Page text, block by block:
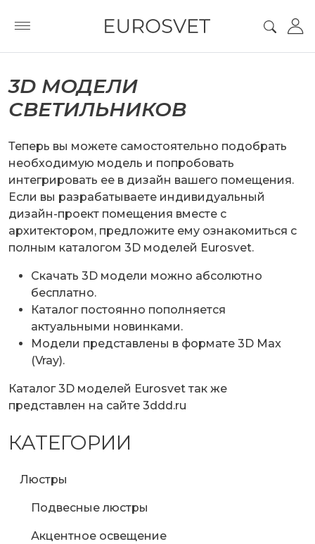
3D МОДЕЛИ
СВЕТИЛЬНИКОВ
Теперь вы можете самостоятельно подобрать
необходимую модель и попробовать
интегрировать ее в дизайн вашего помещения.
Если вы разрабатываете индивидуальный
дизайн-проект помещения вместе с
архитектором, предложите ему ознакомиться с
полным каталогом 3D моделей Eurosvet.
Cкачать 3D модели можно абсолютно
бесплатно.
Каталог постоянно пополняется
актуальными новинками.
Модели представлены в формате 3D Max
(Vray).
Каталог 3D моделей Eurosvet так же
представлен на сайте 3ddd.ru
КАТЕГОРИИ
Люстры
Подвесные люстры
Акцентное освещение